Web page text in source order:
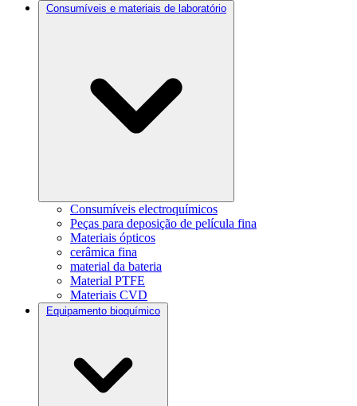
Consumíveis e materiais de laboratório
Consumíveis electroquímicos
Peças para deposição de película fina
Materiais ópticos
cerâmica fina
material da bateria
Material PTFE
Materiais CVD
Equipamento bioquímico